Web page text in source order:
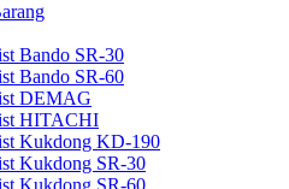
Bando SR-30
Bando SR-60
DEMAG
HITACHI
Kukdong KD-190
Kukdong SR-30